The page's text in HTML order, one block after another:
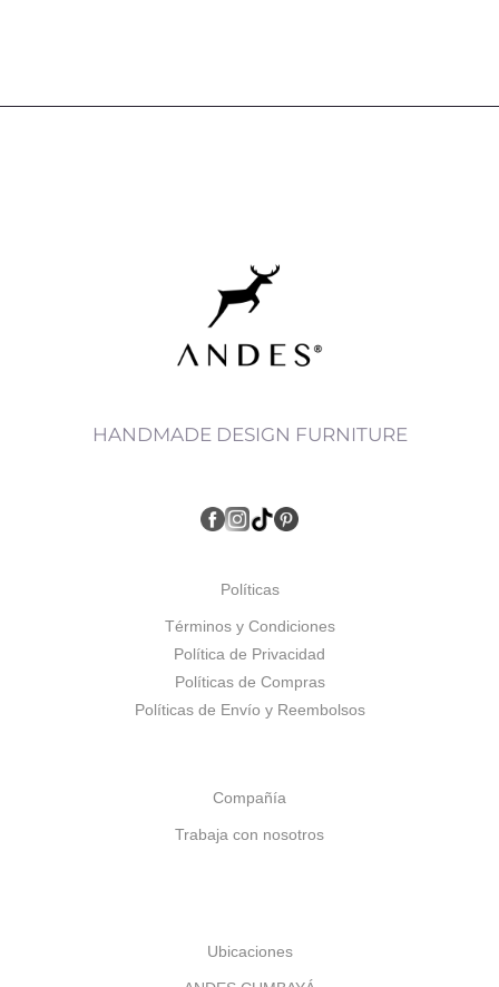
HANDMADE DESIGN FURNITURE
Políticas
Términos y Condiciones
Política de Privacidad
Políticas de Compras
Políticas de Envío y Reembolsos
Compañía
Trabaja con nosotros
Ubicaciones